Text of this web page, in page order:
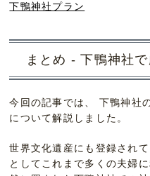
下鴨神社プラン
まとめ - 下鴨神社
今回の記事では、 下鴨神社
について解説しました。
世界文化遺産にも登録され
としてこれまで多くの夫婦